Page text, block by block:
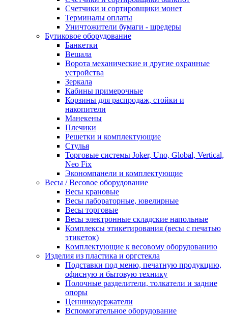
Счетчики и сортировщики монет
Терминалы оплаты
Уничтожители бумаги - шредеры
Бутиковое оборудование
Банкетки
Вешала
Ворота механические и другие охранные
устройства
Зеркала
Кабины примерочные
Корзины для распродаж, стойки и
накопители
Манекены
Плечики
Решетки и комплектующие
Стулья
Торговые системы Joker, Uno, Global, Vertical,
Neo Fix
Экономпанели и комплектующие
Весы / Весовое оборудование
Весы крановые
Весы лабораторные, ювелирные
Весы торговые
Весы электронные складские напольные
Комплексы этикетирования (весы с печатью
этикеток)
Комплектующие к весовому оборудованию
Изделия из пластика и оргстекла
Подставки под меню, печатную продукцию,
офисную и бытовую технику
Полочные разделители, толкатели и задние
опоры
Ценникодержатели
Вспомогательное оборудование